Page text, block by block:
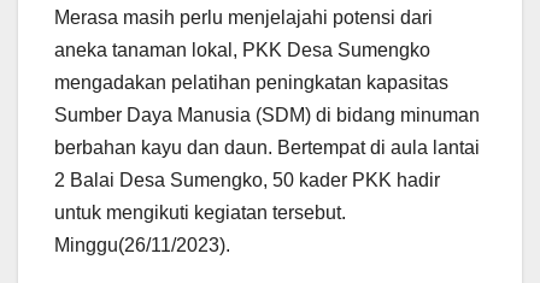
Merasa masih perlu menjelajahi potensi dari
aneka tanaman lokal, PKK Desa Sumengko
mengadakan pelatihan peningkatan kapasitas
Sumber Daya Manusia (SDM) di bidang minuman
berbahan kayu dan daun. Bertempat di aula lantai
2 Balai Desa Sumengko, 50 kader PKK hadir
untuk mengikuti kegiatan tersebut.
Minggu(26/11/2023).